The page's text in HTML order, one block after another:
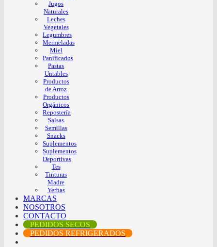
Jugos
Naturales
Leches
Vegetales
Legumbres
Mermeladas
Miel
Panificados
Pastas
Untables
Productos
de Arroz
Productos
Orgánicos
Repostería
Salsas
Semillas
Snacks
Suplementos
Suplementos
Deportivas
Tes
Tinturas
Madre
Yerbas
MARCAS
NOSOTROS
CONTACTO
PEDIDOS SECOS
PEDIDOS REFRIGERADOS